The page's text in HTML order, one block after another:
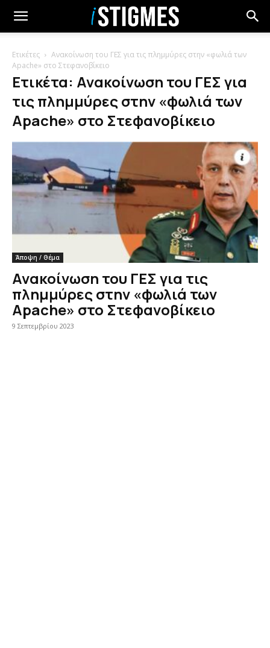
Ετικέτες
Ανακοίνωση του ΓΕΣ για τις πλημμύρες στην «φωλιά των
Apache» στο Στεφανοβίκειο
Ετικέτα: Ανακοίνωση του ΓΕΣ για
τις πλημμύρες στην «φωλιά των
Apache» στο Στεφανοβίκειο
Άποψη / Θέμα
Ανακοίνωση του ΓΕΣ για τις
πλημμύρες στην «φωλιά των
Apache» στο Στεφανοβίκειο
9 Σεπτεμβρίου 2023